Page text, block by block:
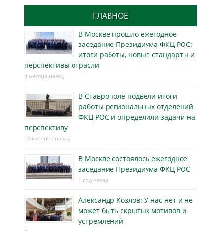
ГЛАВНОЕ
В Москве прошло ежегодное
заседание Президиума ФКЦ РОС:
итоги работы, новые стандарты и
перспективы отрасли
4 месяца назад
В Ставрополе подвели итоги
работы региональных отделений
ФКЦ РОС и определили задачи на
перспективу
10 месяцев назад
В Москве состоялось ежегодное
заседание Президиума ФКЦ РОС
1 год назад
Александр Козлов: У нас нет и не
может быть скрытых мотивов и
устремлений